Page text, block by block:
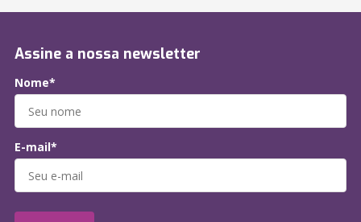
Assine a nossa newsletter
Nome*
E-mail*